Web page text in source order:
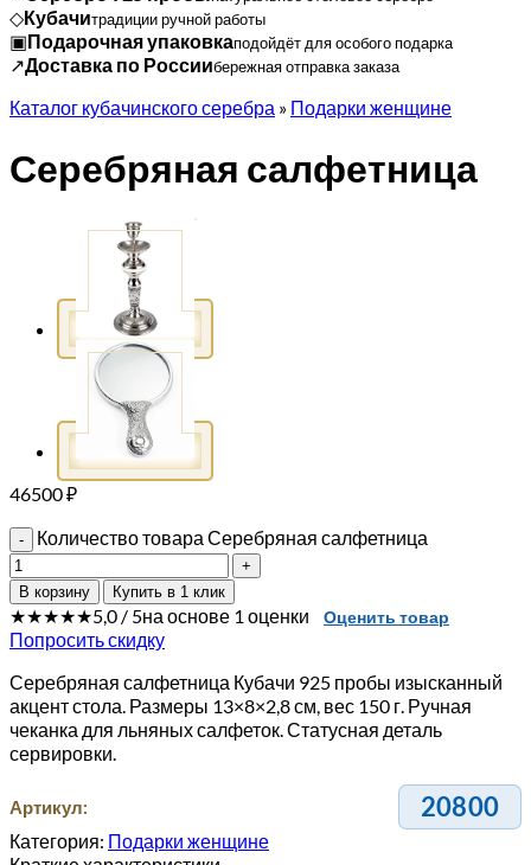
◇Кубачитрадиции ручной работы
▣Подарочная упаковкаподойдёт для особого подарка
↗Доставка по Россиибережная отправка заказа
Каталог кубачинского серебра » Подарки женщине
Серебряная салфетница
46500₽
Количество товара Серебряная салфетница
В корзину Купить в 1 клик
★★★★★5,0 / 5на основе 1 оценки Оценить товар
Попросить скидку
Серебряная салфетница Кубачи 925 пробы изысканный
акцент стола. Размеры 13×8×2,8 см, вес 150 г. Ручная
чеканка для льняных салфеток. Статусная деталь
сервировки.
Артикул: 20800
Категория: Подарки женщине